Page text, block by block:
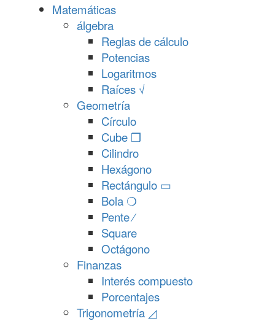
Matemáticas
álgebra
Reglas de cálculo
Potencias
Logaritmos
Raíces √
Geometría
Círculo
Cube ❒
Cilindro
Hexágono
Rectángulo ▭
Bola ❍
Pente ⁄
Square
Octágono
Finanzas
Interés compuesto
Porcentajes
Trigonometría ◿